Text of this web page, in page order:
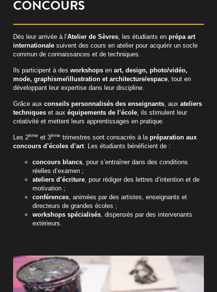
CONCOURS
Dès leur arrivée à l’Atelier de Sèvres , les étudiants enprépa art
internationale suivent des cours en atelier pour acquérir un socle
commun de connaissances et de techniques.
Ils participent à desworkshops enart, design, photo/vidéo,
mode, graphisme/illustration et architecture/espace , tout en
développant leur expertise dans leur discipline.
Grâce auxconseils personnalisés des enseignants , auxateliers
techniques et auxéquipements de l’école , ils stimulent leur
créativité et mettent leurs apprentissages en pratique.
Les 2ème et 3ème trimestres sont consacrés à lapréparation aux
concours d’écoles d’art . Les étudiants bénéficient de :
concours blancs , pour s’entraîner dans des conditions
réelles d’examen ;
ateliers d’écriture , pour rédiger des lettres d’intention et de
motivation ;
conférences , animées par des artistes, enseignants et
directeurs de grandes écoles ;
workshops spécialisés , dispensés par des intervenants
extérieurs.